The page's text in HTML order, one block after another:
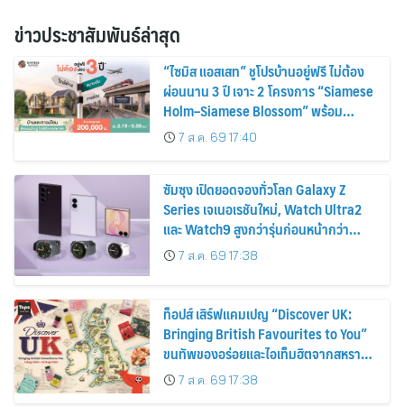
ข่าวประชาสัมพันธ์ล่าสุด
“ไซมิส แอสเสท” ชูโปรบ้านอยู่ฟรี ไม่ต้อง
ผ่อนนาน 3 ปี เจาะ 2 โครงการ “Siamese
Holm–Siamese Blossom” พร้อม
ส่วนลดและสิทธิพิเศษถึง 31 สิงหาคม
2569
7 ส.ค. 69 17:40
ซัมซุง เปิดยอดจองทั่วโลก Galaxy Z
Series เจเนอเรชันใหม่, Watch Ultra2
และ Watch9 สูงกว่ารุ่นก่อนหน้ากว่า
30%7 ส.ค. 69 17:38
ท็อปส์ เสิร์ฟแคมเปญ “Discover UK:
Bringing British Favourites to You”
ขนทัพของอร่อยและไอเท็มฮิตจากสหราช
อาณาจักร ส่งตรงถึงมือตั้งแต่วันนี้ – 18
สิงหาคมนี้
7 ส.ค. 69 17:38